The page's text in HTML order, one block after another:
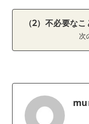
（2）不必要な
次